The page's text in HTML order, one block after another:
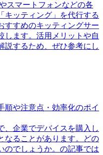
スマートフォンなどの各
キッティング」を代行する
すすめのキッティングサー
します。活用メリットや自
説するため、ぜひ参考にし
順や注意点・効率化のポイ
、企業でデバイスを購入し
なることがあります。どの
のでしょうか。の記事では